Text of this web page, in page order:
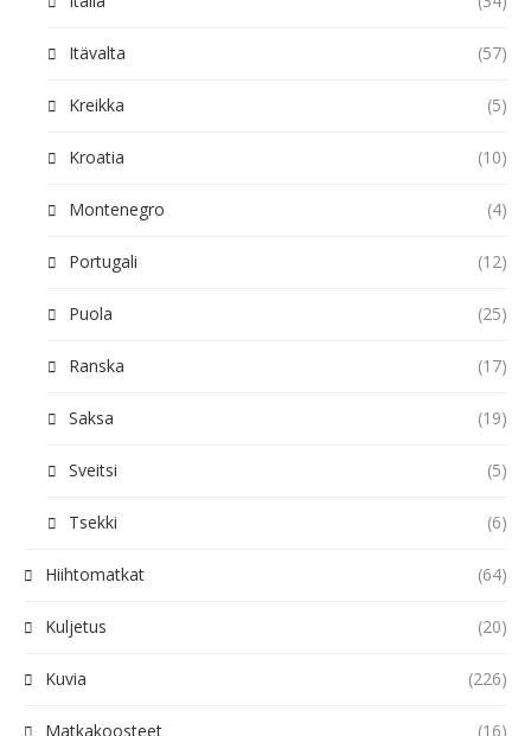
Itävalta (57)
Kreikka (5)
Kroatia (10)
Montenegro (4)
Portugali (12)
Puola (25)
Ranska (17)
Saksa (19)
Sveitsi (5)
Tsekki (6)
Hiihtomatkat (64)
Kuljetus (20)
Kuvia (226)
Matkakoosteet (16)